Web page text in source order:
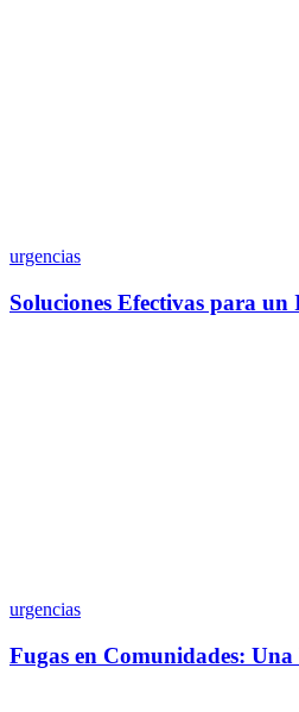
urgencias
Soluciones Efectivas para
urgencias
Fugas en Comunidades: